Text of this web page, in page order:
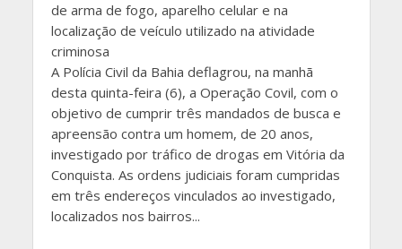
de arma de fogo, aparelho celular e na
localização de veículo utilizado na atividade
criminosa
A Polícia Civil da Bahia deflagrou, na manhã
desta quinta-feira (6), a Operação Covil, com o
objetivo de cumprir três mandados de busca e
apreensão contra um homem, de 20 anos,
investigado por tráfico de drogas em Vitória da
Conquista. As ordens judiciais foram cumpridas
em três endereços vinculados ao investigado,
localizados nos bairros...